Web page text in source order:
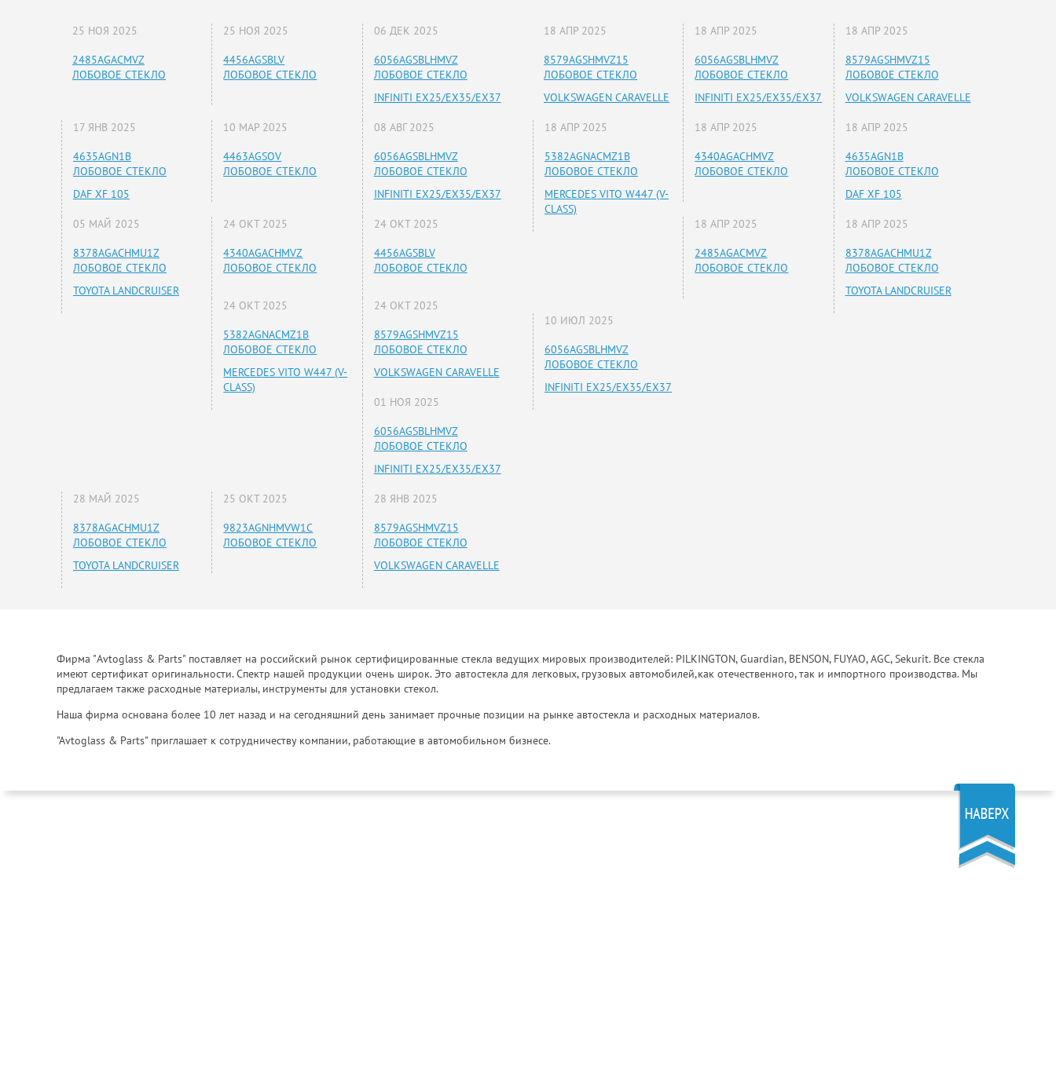
25 НОЯ 2025
2485AGACMVZ
ЛОБОВОЕ СТЕКЛО
25 НОЯ 2025
4456AGSBLV
ЛОБОВОЕ СТЕКЛО
06 ДЕК 2025
6056AGSBLHMVZ
ЛОБОВОЕ СТЕКЛО
INFINITI EX25/EX35/EX37
17 ЯНВ 2025
4635AGN1B
ЛОБОВОЕ СТЕКЛО
DAF XF 105
10 МАР 2025
4463AGSOV
ЛОБОВОЕ СТЕКЛО
08 АВГ 2025
6056AGSBLHMVZ
ЛОБОВОЕ СТЕКЛО
INFINITI EX25/EX35/EX37
05 МАЙ 2025
8378AGACHMU1Z
ЛОБОВОЕ СТЕКЛО
TOYOTA LANDCRUISER
24 ОКТ 2025
4340AGACHMVZ
ЛОБОВОЕ СТЕКЛО
24 ОКТ 2025
4456AGSBLV
ЛОБОВОЕ СТЕКЛО
24 ОКТ 2025
5382AGNACMZ1B
ЛОБОВОЕ СТЕКЛО
MERCEDES VITO W447 (V-
CLASS)
24 ОКТ 2025
8579AGSHMVZ15
ЛОБОВОЕ СТЕКЛО
VOLKSWAGEN CARAVELLE
01 НОЯ 2025
6056AGSBLHMVZ
ЛОБОВОЕ СТЕКЛО
INFINITI EX25/EX35/EX37
28 МАЙ 2025
8378AGACHMU1Z
ЛОБОВОЕ СТЕКЛО
TOYOTA LANDCRUISER
25 ОКТ 2025
9823AGNHMVW1C
ЛОБОВОЕ СТЕКЛО
28 ЯНВ 2025
8579AGSHMVZ15
ЛОБОВОЕ СТЕКЛО
VOLKSWAGEN CARAVELLE
18 АПР 2025
8579AGSHMVZ15
ЛОБОВОЕ СТЕКЛО
VOLKSWAGEN CARAVELLE
18 АПР 2025
6056AGSBLHMVZ
ЛОБОВОЕ СТЕКЛО
INFINITI EX25/EX35/EX37
18 АПР 2025
8579AGSHMVZ15
ЛОБОВОЕ СТЕКЛО
VOLKSWAGEN CARAVELLE
18 АПР 2025
5382AGNACMZ1B
ЛОБОВОЕ СТЕКЛО
MERCEDES VITO W447 (V-
CLASS)
18 АПР 2025
4340AGACHMVZ
ЛОБОВОЕ СТЕКЛО
18 АПР 2025
4635AGN1B
ЛОБОВОЕ СТЕКЛО
DAF XF 105
18 АПР 2025
2485AGACMVZ
ЛОБОВОЕ СТЕКЛО
18 АПР 2025
8378AGACHMU1Z
ЛОБОВОЕ СТЕКЛО
TOYOTA LANDCRUISER
10 ИЮЛ 2025
6056AGSBLHMVZ
ЛОБОВОЕ СТЕКЛО
INFINITI EX25/EX35/EX37
Фирма "Avtoglass & Parts" поставляет на российский рынок сертифицированные стекла ведущих мировых производителей: PILKINGTON, Guardian, BENSON, FUYAO, AGC, Sekurit. Все стекла
имеют сертификат оригинальности. Спектр нашей продукции очень широк. Это автостекла для легковых, грузовых автомобилей,как отечественного, так и импортного производства. Мы
предлагаем также расходные материалы, инструменты для установки стекол.
Наша фирма основана более 10 лет назад и на сегодняшний день занимает прочные позиции на рынке автостекла и расходных материалов.
"Avtoglass & Parts" приглашает к сотрудничеству компании, работающие в автомобильном бизнесе.